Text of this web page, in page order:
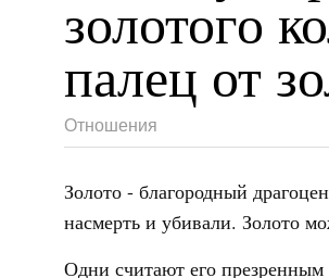
золотого
палец от
Отношения
Золото - благородный
насмерть и убивали. Золото
Одни считают его